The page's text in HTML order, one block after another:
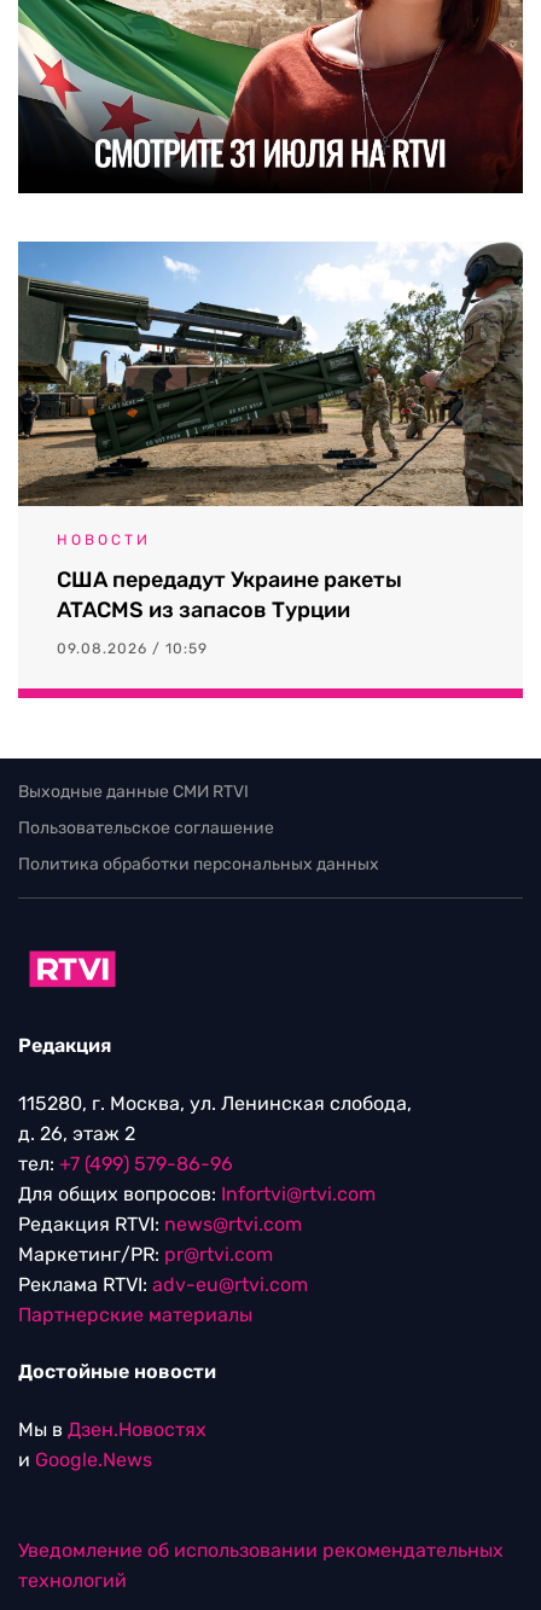
НОВОСТИ
США передадут Украине ракеты
ATACMS из запасов Турции
09.08.2026 / 10:59
Выходные данные СМИ RTVI
Пользовательское соглашение
Политика обработки персональных данных
Редакция
115280, г. Москва, ул. Ленинская слобода,
д. 26, этаж 2
тел: +7 (499) 579-86-96
Для общих вопросов: Infortvi@rtvi.com
Редакция RTVI: news@rtvi.com
Маркетинг/PR: pr@rtvi.com
Реклама RTVI: adv-eu@rtvi.com
Партнерские материалы
Достойные новости
Мы в Дзен.Новостях
и Google.News
Уведомление об использовании рекомендательных
технологий